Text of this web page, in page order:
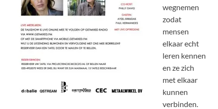
wegnemen
zodat
mensen
elkaar echt
leren kennen
en ze zich
met elkaar
kunnen
verbinden.